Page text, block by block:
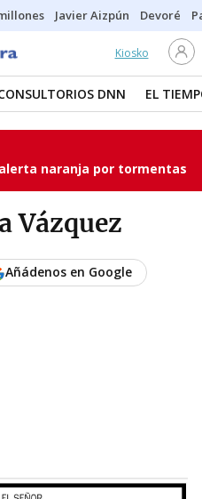
Javier Aizpún Devoré
Kiosko
DNN EL
naranja por tormentas
Vázquez
Añádenos en Google